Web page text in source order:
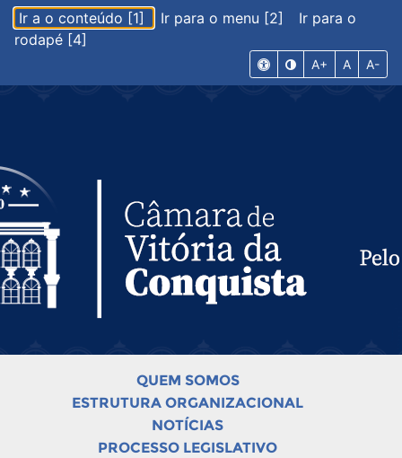
Ir a o conteúdo [1] Ir para o menu [2]
Ir para o
rodapé [4]
A+ A A-
QUEM SOMOS
ESTRUTURA ORGANIZACIONAL
NOTÍCIAS
PROCESSO LEGISLATIVO